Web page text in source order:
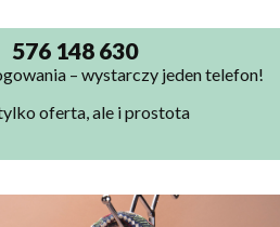
148 630
– wystarczy jeden telefon!
oferta, ale i prostota